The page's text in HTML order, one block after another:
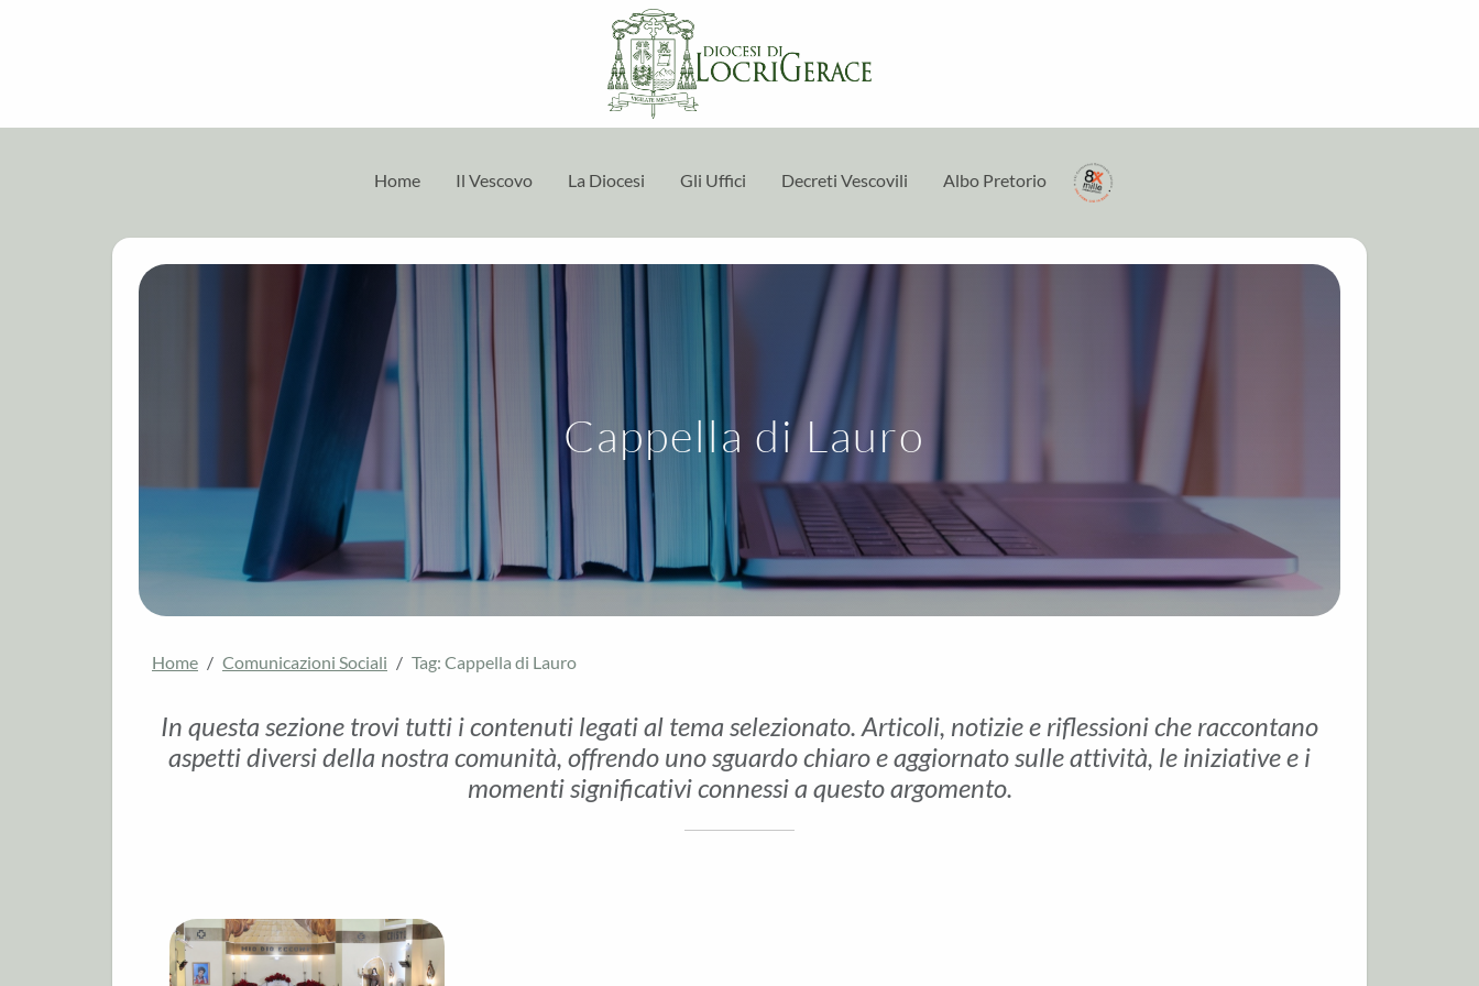
Home Il Vescovo La Diocesi Gli Uffici Decreti Vescovili Albo Pretorio
Cappella di Lauro
Home Comunicazioni Sociali Tag: Cappella di Lauro
In questa sezione trovi tutti i contenuti legati al tema selezionato. Articoli, notizie e riflessioni che raccontano
aspetti diversi della nostra comunità, offrendo uno sguardo chiaro e aggiornato sulle attività, le iniziative e i
momenti significativi connessi a questo argomento.